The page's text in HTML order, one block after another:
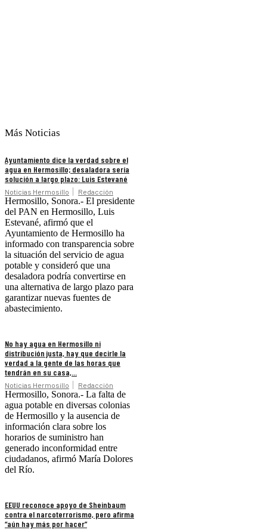
Más Noticias
Ayuntamiento dice la verdad sobre el
agua en Hermosillo; desaladora sería
solución a largo plazo: Luis Estevané
Noticias Hermosillo Redacción
Hermosillo, Sonora.- El presidente
del PAN en Hermosillo, Luis
Estevané, afirmó que el
Ayuntamiento de Hermosillo ha
informado con transparencia sobre
la situación del servicio de agua
potable y consideró que una
desaladora podría convertirse en
una alternativa de largo plazo para
garantizar nuevas fuentes de
abastecimiento.
No hay agua en Hermosillo ni
distribución justa, hay que decirle la
verdad a la gente de las horas que
tendrán en su casa,...
Noticias Hermosillo Redacción
Hermosillo, Sonora.- La falta de
agua potable en diversas colonias
de Hermosillo y la ausencia de
información clara sobre los
horarios de suministro han
generado inconformidad entre
ciudadanos, afirmó María Dolores
del Río.
EEUU reconoce apoyo de Sheinbaum
contra el narcoterrorismo, pero afirma
“aún hay más por hacer”